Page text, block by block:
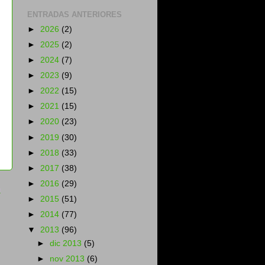
ENTRADAS ANTERIORES
► 2026 (2)
► 2025 (2)
► 2024 (7)
► 2023 (9)
► 2022 (15)
► 2021 (15)
► 2020 (23)
► 2019 (30)
► 2018 (33)
► 2017 (38)
► 2016 (29)
► 2015 (51)
► 2014 (77)
▼ 2013 (96)
►dic 2013 (5)
► nov 2013 (6)